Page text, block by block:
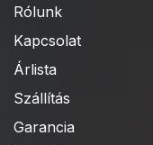
Rólunk
Kapcsolat
Árlista
Szállítás
Garancia